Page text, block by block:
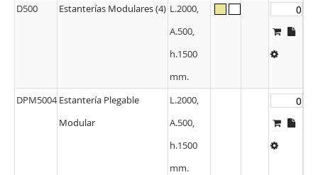
D500 Estanterías Modulares (4) L.2000,
A.500,
h.1500
mm.
DPM5004 Estantería Plegable
Modular
L.2000,
A.500,
h.1500
mm.